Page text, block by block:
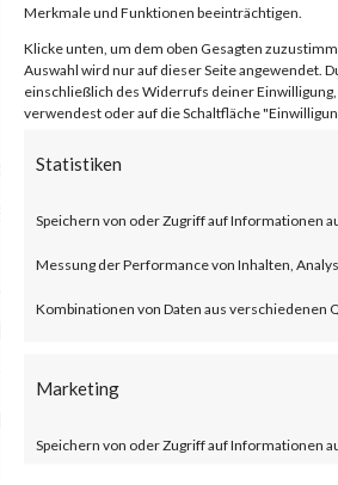
Merkmale und Funktionen beeinträchtigen.
Klicke unten, um dem oben Gesagten
Auswahl wird nur auf dieser Seite angewendet.
einschließlich des Widerrufs deiner
verwendest oder auf die Schaltfläche
Statistiken
Speichern von oder Zugriff auf Informationen
Messung der Performance von Inhalten,
Kombinationen von Daten aus verschiedenen
Marketing
Speichern von oder Zugriff auf Informationen
published by Citrix,
code execution
ADC and
products must be
and auditing
Citrix managed